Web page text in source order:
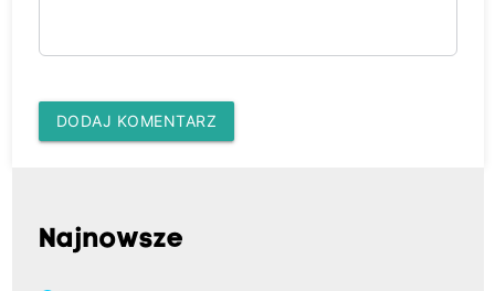
DODAJ KOMENTARZ
Najnowsze